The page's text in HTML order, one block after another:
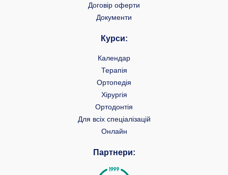
Договір оферти
Документи
Курси:
Календар
Терапія
Ортопедія
Хірургія
Ортодонтія
Для всіх спеціалізацій
Онлайн
Партнери: